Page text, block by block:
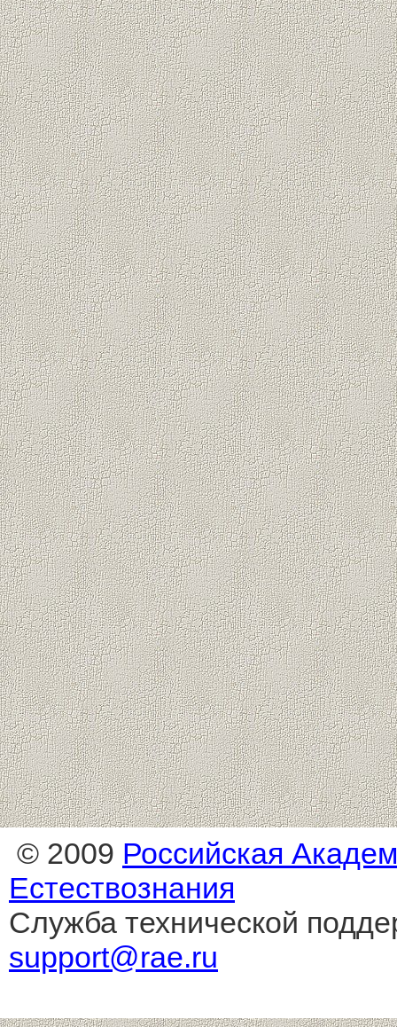
© 2009 Российская
Естествознания
Служба технической
support@rae.ru